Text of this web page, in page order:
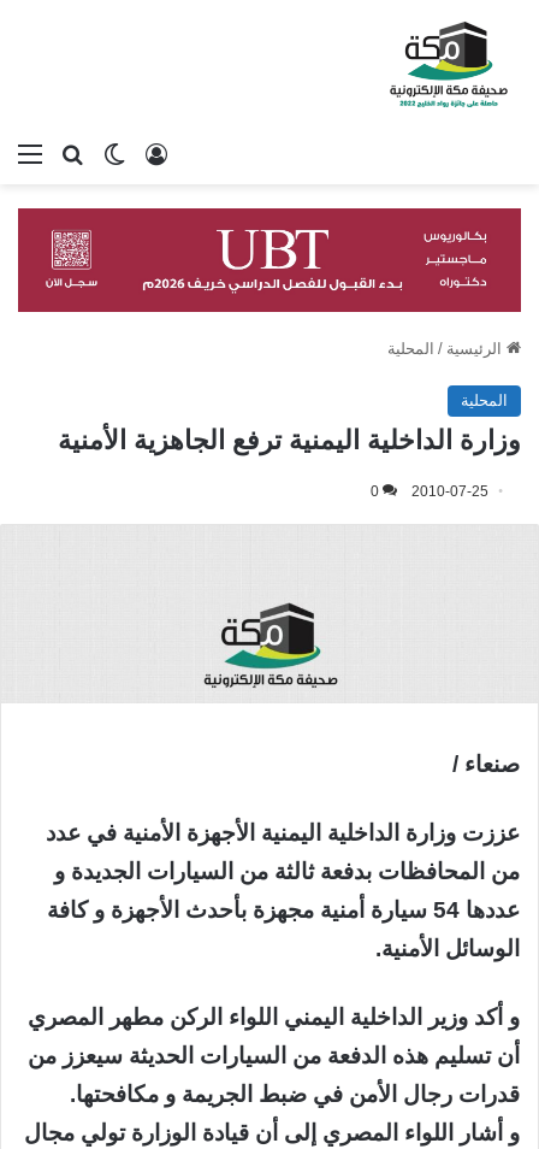
بحثالوضع
تسجيل الدخول
الرئيسية / المحلية
المحلية
وزارة الداخلية اليمنية ترفع الجاهزية الأمنية
2010-07-25
0
صنعاء /
عززت وزارة الداخلية اليمنية الأجهزة الأمنية في عدد
من المحافظات بدفعة ثالثة من السيارات الجديدة و
عددها 54 سيارة أمنية مجهزة بأحدث الأجهزة و كافة
الوسائل الأمنية.
و أكد وزير الداخلية اليمني اللواء الركن مطهر المصري
أن تسليم هذه الدفعة من السيارات الحديثة سيعزز من
قدرات رجال الأمن في ضبط الجريمة و مكافحتها.
و أشار اللواء المصري إلى أن قيادة الوزارة تولي مجال